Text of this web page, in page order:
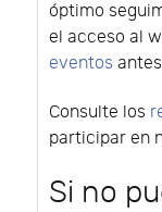
óptimo
el acceso al
eventos
Consulte los
participar en
Si no